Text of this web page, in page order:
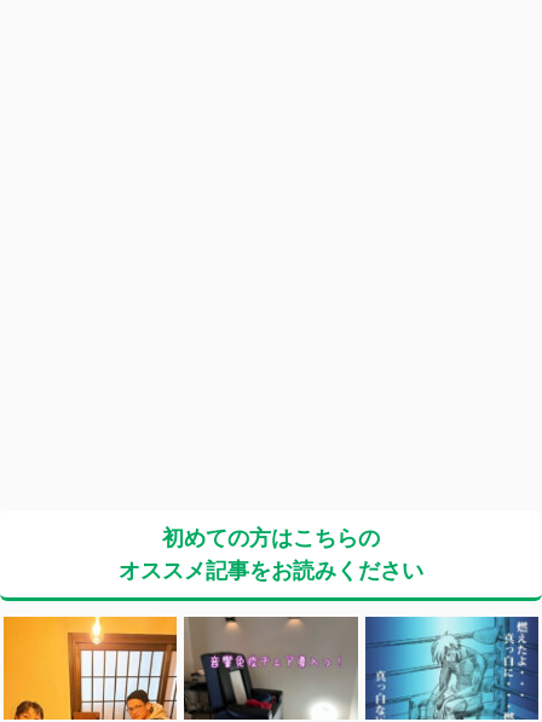
初めての方はこちらの
オススメ記事をお読みください